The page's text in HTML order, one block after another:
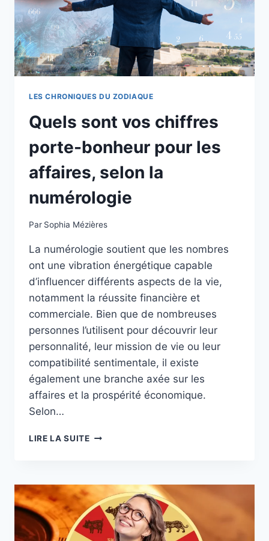
AOÛT
2026
LES CHRONIQUES DU ZODIAQUE
Quels sont vos chiffres
porte-bonheur pour les
affaires, selon la
numérologie
Par Sophia Mézières
La numérologie soutient que les nombres
ont une vibration énergétique capable
d’influencer différents aspects de la vie,
notamment la réussite financière et
commerciale. Bien que de nombreuses
personnes l’utilisent pour découvrir leur
personnalité, leur mission de vie ou leur
compatibilité sentimentale, il existe
également une branche axée sur les
affaires et la prospérité économique.
Selon…
LIRE LA SUITEQUELS
PORTE-
BONHEUR
POUR
LES
AFFAIRES,